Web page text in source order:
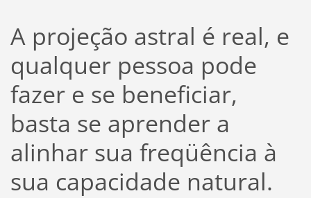
A projeção astral é real, e
qualquer pessoa pode
fazer e se beneficiar,
basta se aprender a
alinhar sua freqüência à
sua capacidade natural.